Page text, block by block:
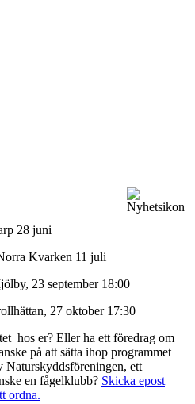
28 juni
Kvarken 11 juli
23 september 18:00
27 oktober 17:30
hos er? Eller ha ett föredrag om
på att sätta ihop programmet
Naturskyddsföreningen, ett
en fågelklubb? Skicka epost
ordna.